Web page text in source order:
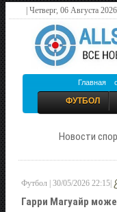
| Четверг, 06 Августа
Главная
ФУТБОЛ
Новости
Футбол | 30/05/2026 22:15|
Гарри Магуайр